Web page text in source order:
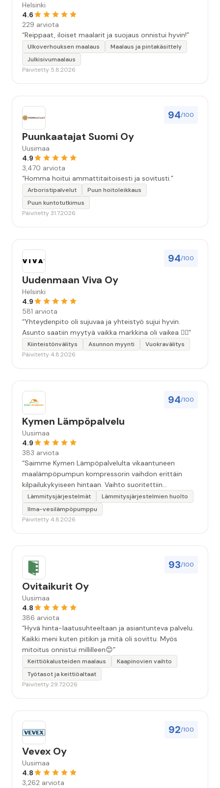
Helsinki
4.6
229 arviota
“Reippaat, iloiset maalarit ja suojaus onnistui hyvin!”
Ulkoverhouksen maalaus
Maalaus ja pintakäsittely
Julkisivumaalaus
Päivitetty 5.8.2026
94/100
Puunkaatajat Suomi Oy
Uusimaa
4.9
3,470 arviota
“Homma hoitui ammattitaitoisesti ja sovitusti.”
Arboristipalvelut
Puun hoitoleikkaus
Puun kuntotutkimus
Päivitetty 31.7.2026
94/100
Uudenmaan Viva Oy
Helsinki
4.9
581 arviota
“Yhteydenpito oli sujuvaa ja yhteistyö sujui hyvin.
Asunto saatiin myytyä vaikka markkina oli vaikea 👍🏻”
Kiinteistönvälitys Asunnon myynti
Vuokravälitys
Päivitetty 4.8.2026
94/100
Kymen Lämpöpalvelu
Uusimaa
4.9
383 arviota
“Saimme Kymen Lämpöpalvelulta vikaantuneen
maalämpöpumpun kompressorin vaihdon erittäin
kilpailukykyiseen hintaan. Vaihto suoritettiin
ammattitaidolla ja ystävällisellä palveluasenteella.
Samalla käynnillä huomattu pikkuvika korjattiin myös.
Jäi tunne että oltiin aidosti kiinnostuneita siitä, että
Lämmitysjärjestelmät
Lämmitysjärjestelmien huolto
Ilma-vesilämpöpumppu
Päivitetty 4.8.2026
93/100
Ovitaikurit Oy
Uusimaa
4.8
386 arviota
“Hyvä hinta-laatusuhteeltaan ja asiantunteva palvelu.
Kaikki meni kuten pitikin ja mitä oli sovittu. Myös
mitoitus onnistui millilleen😊”
Keittiökalusteiden maalaus
Kaapinovien vaihto
Työtasot ja keittiöaltaat
Päivitetty 29.7.2026
92/100
Vevex Oy
Uusimaa
4.8
3,262 arviota